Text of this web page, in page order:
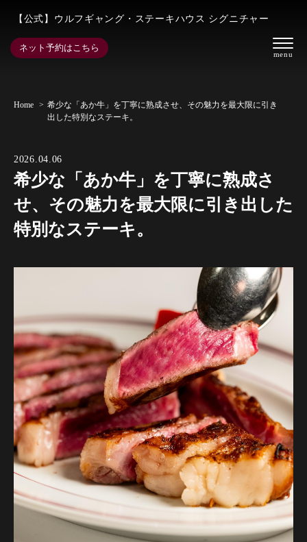
【公式】ウルフギャング・ステーキハウス シグニチャー
ネット予約はこちら
Home
希少な「あか牛」を丁寧に熟成させ、その魅力を最大限に引き
出した特別なステーキ。
2026.04.06
希少な「あか牛」を丁寧に熟成さ
せ、その魅力を最大限に引き出した
特別なステーキ。